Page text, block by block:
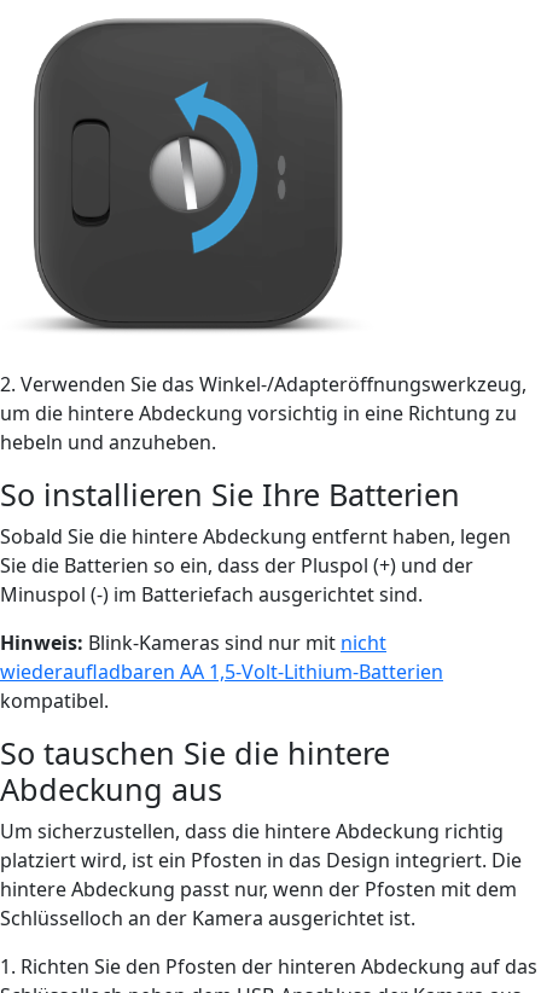
2. Verwenden Sie das Winkel-/Adapteröffnungswerkzeug,
um die hintere Abdeckung vorsichtig in eine Richtung zu
hebeln und anzuheben.
So installieren Sie Ihre Batterien
Sobald Sie die hintere Abdeckung entfernt haben, legen
Sie die Batterien so ein, dass der Pluspol (+) und der
Minuspol (-) im Batteriefach ausgerichtet sind.
Hinweis: Blink-Kameras sind nur mit nicht
wiederaufladbaren AA 1,5-Volt-Lithium-Batterien
kompatibel.
So tauschen Sie die hintere
Abdeckung aus
Um sicherzustellen, dass die hintere Abdeckung richtig
platziert wird, ist ein Pfosten in das Design integriert. Die
hintere Abdeckung passt nur, wenn der Pfosten mit dem
Schlüsselloch an der Kamera ausgerichtet ist.
1. Richten Sie den Pfosten der hinteren Abdeckung auf das